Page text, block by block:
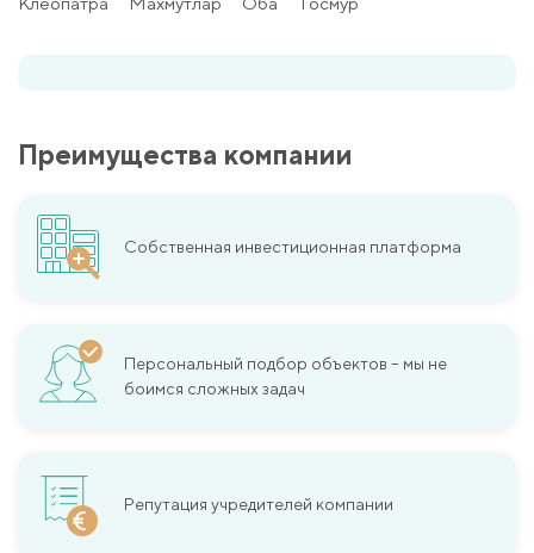
Преимущества компании
Собственная инвестиционная платформа
Персональный подбор объектов – мы не
боимся сложных задач
Репутация учредителей компании